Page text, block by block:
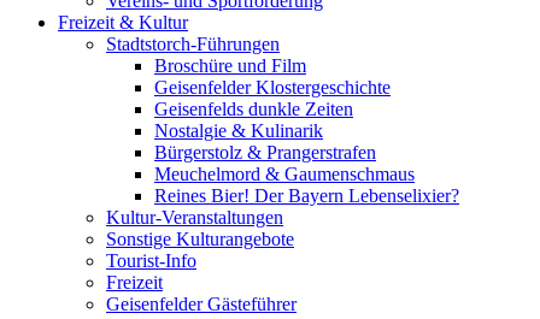
Freizeit & Kultur
Stadtstorch-Führungen
Broschüre und Film
Geisenfelder Klostergeschichte
Geisenfelds dunkle Zeiten
Nostalgie & Kulinarik
Bürgerstolz & Prangerstrafen
Meuchelmord & Gaumenschmaus
Reines Bier! Der Bayern Lebenselixier?
Kultur-Veranstaltungen
Sonstige Kulturangebote
Tourist-Info
Freizeit
Geisenfelder Gästeführer